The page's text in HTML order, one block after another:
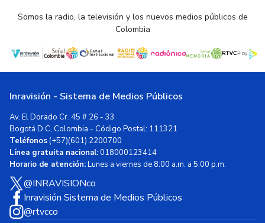
Somos la radio, la televisión y los nuevos medios públicos de
Colombia
Inravisión - Sistema de Medios Públicos
Av. El Dorado Cr. 45 # 26 - 33
Bogotá D.C, Colombia - Código Postal: 111321
Teléfonos(+57)(601) 2200700
Línea gratuita nacional:018000123414
Horario de atención:Lunes a viernes de 8:00 a.m. a 5:00 p.m.
@INRAVISIONco
Inravisión Sistema de Medios Públicos
@rtvcco